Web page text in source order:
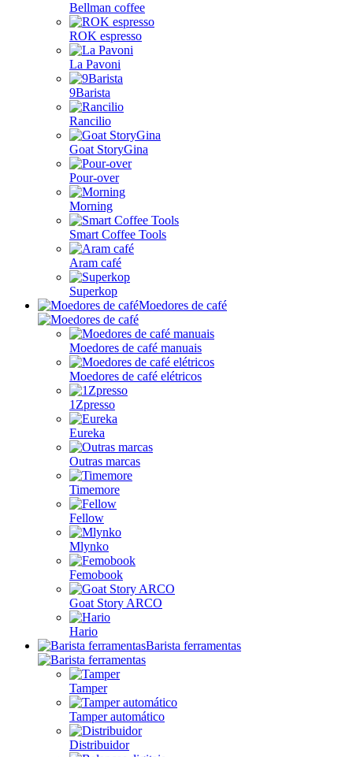
Bellman coffee
ROK espresso
La Pavoni
9Barista
Rancilio
Goat StoryGina
Pour-over
Morning
Smart Coffee Tools
Aram café
Superkop
Moedores de café
Moedores de café manuais
Moedores de café elétricos
1Zpresso
Eureka
Outras marcas
Timemore
Fellow
Mlynko
Femobook
Goat Story ARCO
Hario
Barista ferramentas
Tamper
Tamper automático
Distribuidor